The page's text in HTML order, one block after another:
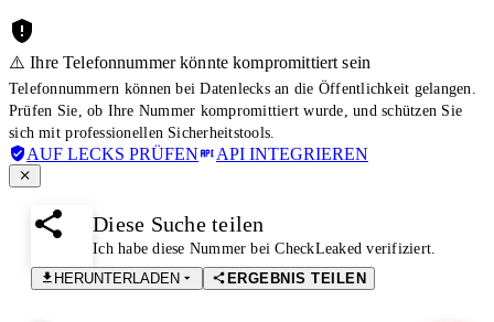
⚠️ Ihre Telefonnummer könnte kompromittiert sein
Telefonnummern können bei Datenlecks an die Öffentlichkeit gelangen.
Prüfen Sie, ob Ihre Nummer kompromittiert wurde, und schützen Sie
sich mit professionellen Sicherheitstools.
AUF LECKS PRÜFEN API INTEGRIEREN
Diese Suche teilen
Ich habe diese Nummer bei CheckLeaked verifiziert.
HERUNTERLADEN
ERGEBNIS TEILEN